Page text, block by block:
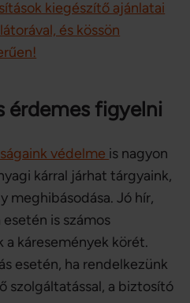
kiegészítő ajánlatai
és kössön
érdemes figyelni
védelme is nagyon
kárral járhat tárgyaink,
meghibásodása. Jó hír,
is számos
káresemények körét.
esetén, ha rendelkezünk
szolgáltatással, a biztosító